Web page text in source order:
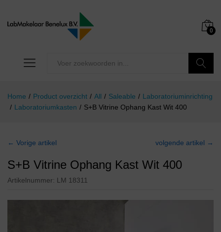
0
Home / Product overzicht / All / Saleable / Laboratoriuminrichting
/ Laboratoriumkasten / S+B Vitrine Ophang Kast Wit 400
← Vorige artikel volgende artikel →
S+B Vitrine Ophang Kast Wit 400
Artikelnummer: LM 18311